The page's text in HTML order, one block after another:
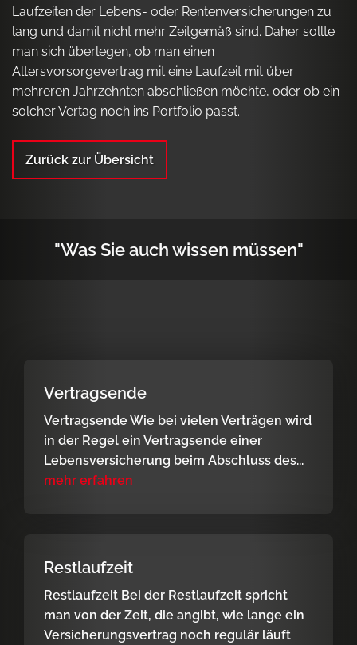
Laufzeiten der Lebens- oder Rentenversicherungen zu
lang und damit nicht mehr Zeitgemäß sind. Daher sollte
man sich überlegen, ob man einen
Altersvorsorgevertrag mit eine Laufzeit mit über
mehreren Jahrzehnten abschließen möchte, oder ob ein
solcher Vertag noch ins Portfolio passt.
Zurück zur Übersicht
"Was Sie auch wissen müssen"
Vertragsende
Vertragsende Wie bei vielen Verträgen wird
in der Regel ein Vertragsende einer
Lebensversicherung beim Abschluss des...
mehr erfahren
Restlaufzeit
Restlaufzeit Bei der Restlaufzeit spricht
man von der Zeit, die angibt, wie lange ein
Versicherungsvertrag noch regulär läuft